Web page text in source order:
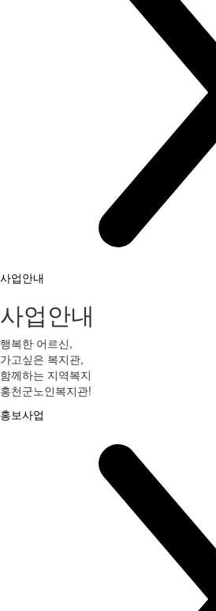
사업안내
사업안내
행복한 어르신,
가고싶은 복지관,
함께하는 지역복지
홍천군노인복지관!
홍보사업